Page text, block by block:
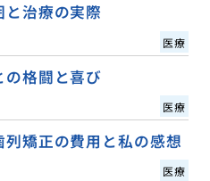
治療の実際
医療
格闘と喜び
医療
矯正の費用と私の感想
医療